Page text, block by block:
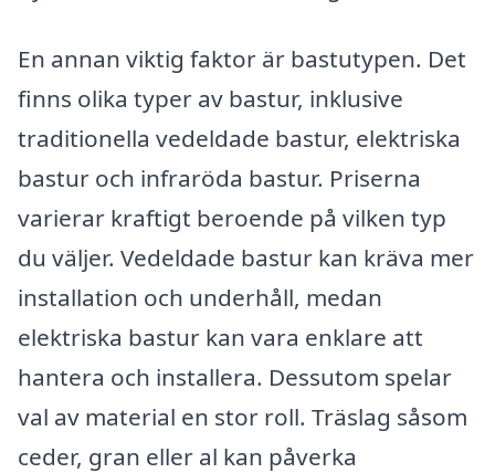
En annan viktig faktor är bastutypen. Det
finns olika typer av bastur, inklusive
traditionella vedeldade bastur, elektriska
bastur och infraröda bastur. Priserna
varierar kraftigt beroende på vilken typ
du väljer. Vedeldade bastur kan kräva mer
installation och underhåll, medan
elektriska bastur kan vara enklare att
hantera och installera. Dessutom spelar
val av material en stor roll. Träslag såsom
ceder, gran eller al kan påverka